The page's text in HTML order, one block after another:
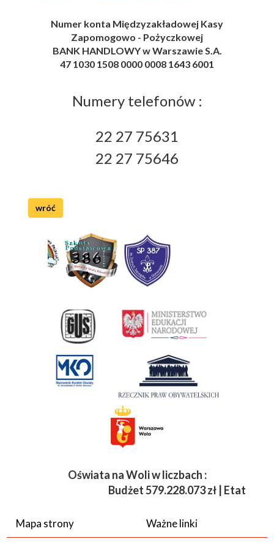
Numer konta Międzyzakładowej Kasy
Zapomogowo - Pożyczkowej
BANK HANDLOWY w Warszawie S.A.
47 1030 1508 0000 0008 1643 6001
Numery telefonów :
22 27 75631
22 27 75646
wróć
Oświata na Woli w liczbach :
Budżet579.228.073 zł | Etaty 3
Mapa strony Ważne linki